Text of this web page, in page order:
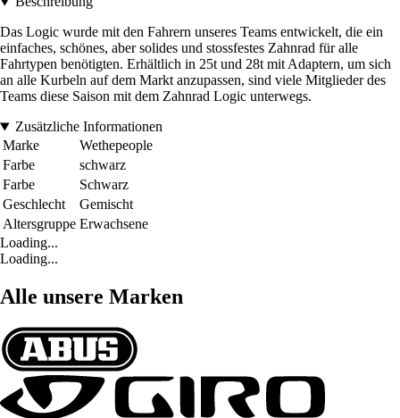
Das Logic wurde mit den Fahrern unseres Teams entwickelt, die ein
einfaches, schönes, aber solides und stossfestes Zahnrad für alle
Fahrtypen benötigten. Erhältlich in 25t und 28t mit Adaptern, um sich
an alle Kurbeln auf dem Markt anzupassen, sind viele Mitglieder des
Teams diese Saison mit dem Zahnrad Logic unterwegs.
Zusätzliche Informationen
Marke
Wethepeople
Farbe
schwarz
Farbe
Schwarz
Geschlecht
Gemischt
Altersgruppe Erwachsene
Loading...
Loading...
Alle unsere Marken